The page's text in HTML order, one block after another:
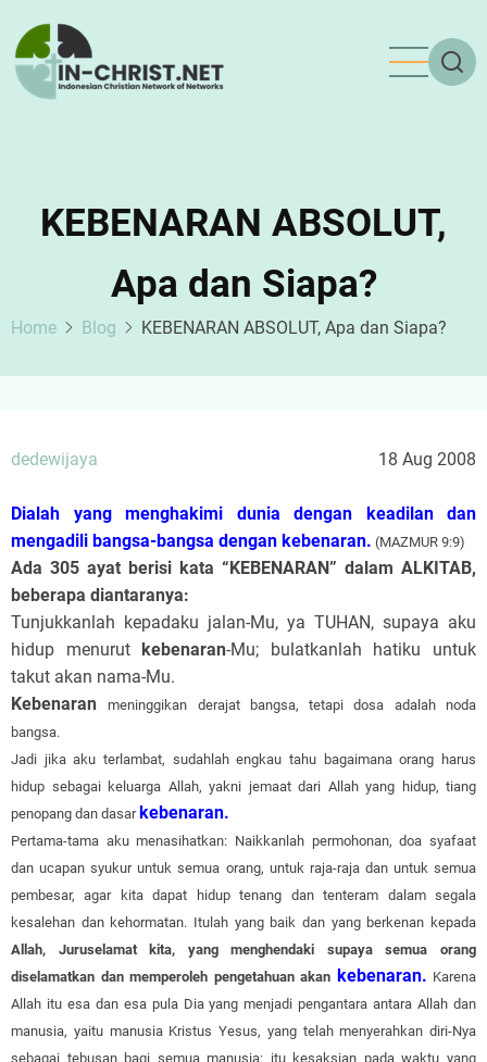
main
content
KEBENARAN ABSOLUT,
Apa dan Siapa?
Home Blog KEBENARAN ABSOLUT, Apa dan Siapa?
dedewijaya 18 Aug 2008
Dialah yang menghakimi dunia dengan keadilan dan
mengadili bangsa-bangsa dengan kebenaran. (MAZMUR 9:9)
Ada 305 ayat berisi kata “KEBENARAN” dalam ALKITAB,
beberapa diantaranya:
Tunjukkanlah kepadaku jalan-Mu, ya TUHAN, supaya aku
hidup menurutkebenaran-Mu; bulatkanlah hatiku untuk
takut akan nama-Mu.
Kebenaranmeninggikan derajat bangsa, tetapi dosa adalah noda
bangsa.
Jadi jika aku terlambat, sudahlah engkau tahu bagaimana orang harus
hidup sebagai keluarga Allah, yakni jemaat dari Allah yang hidup, tiang
penopang dan dasarkebenaran.
Pertama-tama aku menasihatkan: Naikkanlah permohonan, doa syafaat
dan ucapan syukur untuk semua orang, untuk raja-raja dan untuk semua
pembesar, agar kita dapat hidup tenang dan tenteram dalam segala
kesalehan dan kehormatan. Itulah yang baik dan yang berkenan kepada
Allah, Juruselamat kita, yang menghendaki supaya semua orang
diselamatkan dan memperoleh pengetahuan akan kebenaran. Karena
Allah itu esa dan esa pula Dia yang menjadi pengantara antara Allah dan
manusia, yaitu manusia Kristus Yesus, yang telah menyerahkan diri-Nya
sebagai tebusan bagi semua manusia: itu kesaksian pada waktu yang